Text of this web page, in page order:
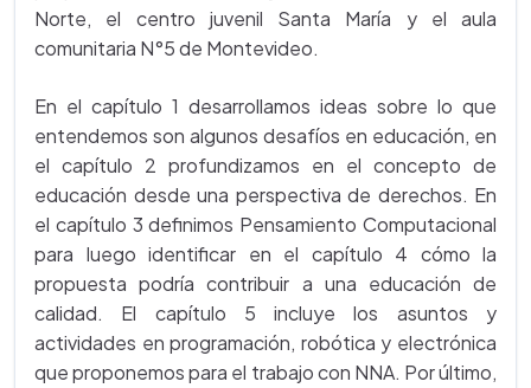
Norte, el centro juvenil Santa María y el aula
comunitaria N°5 de Montevideo.
En el capítulo 1 desarrollamos ideas sobre lo que
entendemos son algunos desafíos en educación, en
el capítulo 2 profundizamos en el concepto de
educación desde una perspectiva de derechos. En
el capítulo 3 definimos Pensamiento Computacional
para luego identificar en el capítulo 4 cómo la
propuesta podría contribuir a una educación de
calidad. El capítulo 5 incluye los asuntos y
actividades en programación, robótica y electrónica
que proponemos para el trabajo con NNA. Por último,